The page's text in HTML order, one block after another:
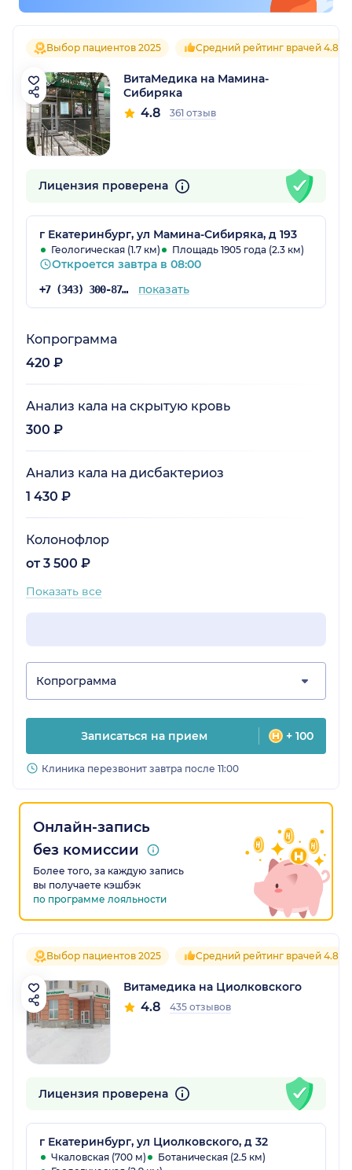
Выбор пациентов 2025 Средний рейтинг врачей 4.8
ВитаМедика на Мамина-
Сибиряка
4.8 361 отзыв
Лицензия проверена
г Екатеринбург, ул Мамина-Сибиряка, д 193
Геологическая (1.7 км) Площадь 1905 года (2.3 км)
Откроется завтра в 08:00
+7 (343) 300-87-38 показать
Копрограмма
420 ₽
Анализ кала на скрытую кровь
300 ₽
Анализ кала на дисбактериоз
1 430 ₽
Колонофлор
от 3 500 ₽
Показать все
Копрограмма
Записаться на прием + 100
Клиника перезвонит завтра после 11:00
Онлайн-запись
без комиссии
Более того, за каждую запись
вы получаете кэшбэк
по программе лояльности
Выбор пациентов 2025 Средний рейтинг врачей 4.8
Витамедика на Циолковского
4.8 435 отзывов
Лицензия проверена
г Екатеринбург, ул Циолковского, д 32
Чкаловская (700 м)
Ботаническая (2.5 км)